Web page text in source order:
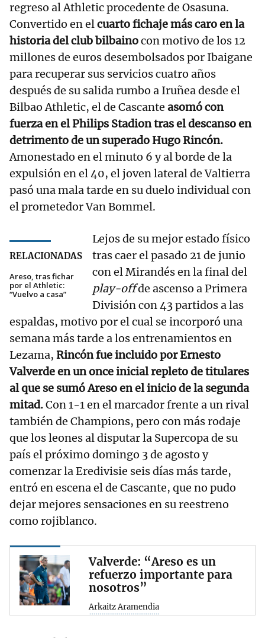
regreso al Athletic procedente de Osasuna.
Convertido en elcuarto fichaje más caro en la
historia del club bilbainocon motivo de los 12
millones de euros desembolsados por Ibaigane
para recuperar sus servicios cuatro años
después de su salida rumbo a Iruñea desde el
Bilbao Athletic, el de Cascante asomó con
fuerza en el Philips Stadion tras el descanso en
detrimento de un superado Hugo Rincón.
Amonestado en el minuto 6 y al borde de la
expulsión en el 40, el joven lateral de Valtierra
pasó una mala tarde en su duelo individual con
el prometedor Van Bommel.
RELACIONADAS
Areso, tras fichar
por el Athletic:
“Vuelvo a casa”
Lejos de su mejor estado físico
tras caer el pasado 21 de junio
con el Mirandés en la final del
play-offde ascenso a Primera
División con 43 partidos a las
espaldas, motivo por el cual se incorporó una
semana más tarde a los entrenamientos en
Lezama, Rincón fue incluido por Ernesto
Valverde en un once inicial repleto de titulares
al que se sumó Areso en el inicio de la segunda
mitad.Con 1-1 en el marcador frente a un rival
también de Champions, pero con más rodaje
que los leones al disputar la Supercopa de su
país el próximo domingo 3 de agosto y
comenzar la Eredivisie seis días más tarde,
entró en escena el de Cascante, que no pudo
dejar mejores sensaciones en su reestreno
como rojiblanco.
Valverde: “Areso es un
refuerzo importante para
nosotros”
Arkaitz Aramendia